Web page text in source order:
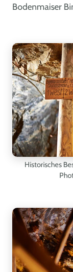
Bodenmaiser
Historisches